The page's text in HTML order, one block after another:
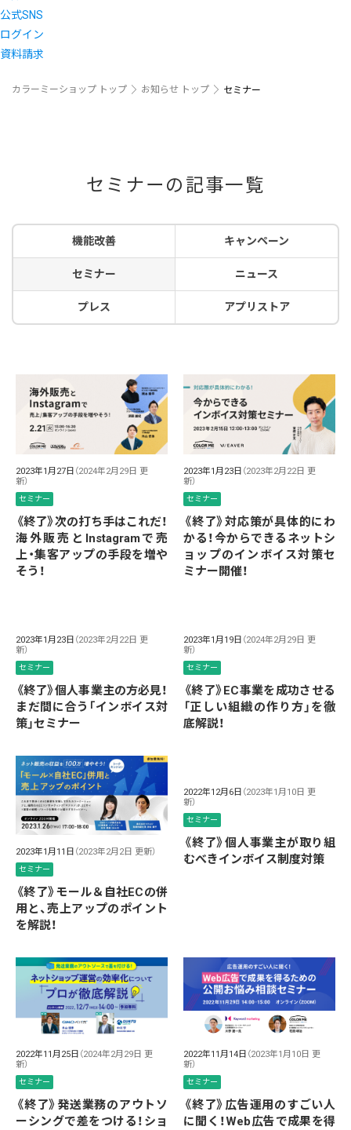
公式SNS
ログイン
資料請求
カラーミーショップ トップ お知らせ トップ セミナー
セミナーの記事一覧
機能改善 キャンペーン
セミナー ニュース
プレス アプリストア
2023年1月27日 （2024年2月29日 更
新）
セミナー
《終了》次の打ち手はこれだ！
海外販売とInstagramで売
上・集客アップの手段を増や
そう！
2023年1月23日 （2023年2月22日 更
新）
セミナー
《終了》対応策が具体的にわ
かる！今からできるネットシ
ョップのインボイス対策セ
ミナー開催！
2023年1月23日 （2023年2月22日 更
新）
セミナー
《終了》個人事業主の方必見！
まだ間に合う「インボイス対
策」セミナー
2023年1月19日 （2024年2月29日 更
新）
セミナー
《終了》EC事業を成功させる
「正しい組織の作り方」を徹
底解説！
2023年1月11日 （2023年2月2日 更新）
セミナー
《終了》モール＆自社ECの併
用と、売上アップのポイント
を解説！
2022年12月6日 （2023年1月10日 更
新）
セミナー
《終了》個人事業主が取り組
むべきインボイス制度対策
2022年11月25日 （2024年2月29日 更
新）
セミナー
《終了》発送業務のアウトソ
ーシングで差をつける！ショ
2022年11月14日 （2023年1月10日 更
新）
セミナー
《終了》広告運用のすごい人
に聞く！Web広告で成果を得